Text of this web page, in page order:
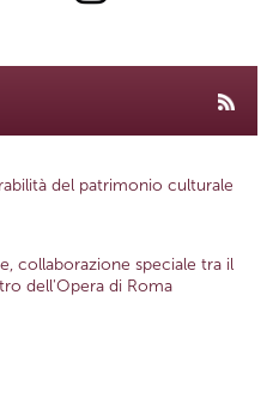
del patrimonio culturale
collaborazione speciale tra il
dell'Opera di Roma